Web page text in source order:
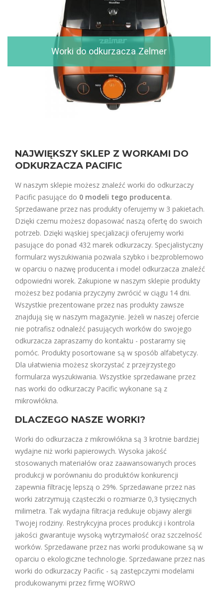
Worki do odkurzacza Zelmer
NAJWIĘKSZY SKLEP Z WORKAMI DO
ODKURZACZA PACIFIC
W naszym sklepie możesz znaleźć worki do odkurzaczy
Pacific pasujące do 0 modeli tego producenta.
Sprzedawane przez nas produkty oferujemy w 3 pakietach.
Dzięki czemu możesz dopasować naszą ofertę do swoich
potrzeb. Dzięki wąskiej specjalizacji oferujemy worki
pasujące do ponad 432 marek odkurzaczy. Specjalistyczny
formularz wyszukiwania pozwala szybko i bezproblemowo
w oparciu o nazwę producenta i model odkurzacza znaleźć
odpowiedni worek. Zakupione w naszym sklepie produkty
możesz bez podania przyczyny zwrócić w ciągu 14 dni.
Wszystkie prezentowane przez nas produkty zawsze
znajdują się w naszym magazynie. Jeżeli w naszej ofercie
nie potrafisz odnaleźć pasujących worków do swojego
odkurzacza zapraszamy do kontaktu - postaramy się
pomóc. Produkty posortowane są w sposób alfabetyczy.
Dla ułatwienia możesz skorzystać z przejrzystego
formularza wyszukiwania. Wszystkie sprzedawane przez
nas worki do odkurzaczy Pacific wykonane są z
mikrowłókna.
DLACZEGO NASZE WORKI?
Worki do odkurzacza z mikrowłókna są 3 krotnie bardziej
wydajne niż worki papierowych. Wysoka jakość
stosowanych materiałów oraz zaawansowanych proces
produkcji w porównaniu do produktów konkurencji
zapewnia filtrację lepszą o 29%. Sprzedawane przez nas
worki zatrzymują cząsteczki o rozmiarze 0,3 tysięcznych
milimetra. Tak wydajna filtracja redukuje objawy alergii
Twojej rodziny. Restrykcyjna proces produkcji i kontrola
jakości gwarantuje wysoką wytrzymałość oraz szczelność
worków. Sprzedawane przez nas worki produkowane są w
oparciu o ekologiczne technologie. Sprzedawane przez nas
worki do odkurzaczy Pacific - są zastępczymi modelami
produkowanymi przez firmę WORWO